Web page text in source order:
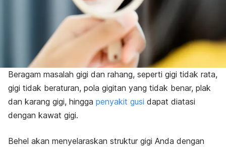
Beragam masalah gigi dan rahang, seperti gigi tidak rata,
gigi tidak beraturan, pola gigitan yang tidak benar, plak
dan karang gigi, hingga penyakit gusi dapat diatasi
dengan kawat gigi.
Behel akan menyelaraskan struktur gigi Anda dengan